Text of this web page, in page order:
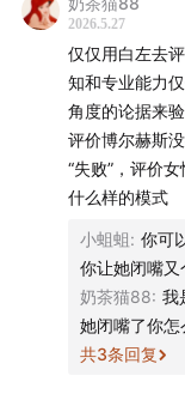
2026.5.27
仅仅用白左去
知和专业能力
角度的论据来
评价博尔赫斯
“失败”，评价
什么样的模式
小蛆蛆: 你可
你让她闭嘴又
奶茶猫88: 我
她闭嘴了你怎
共3条回复